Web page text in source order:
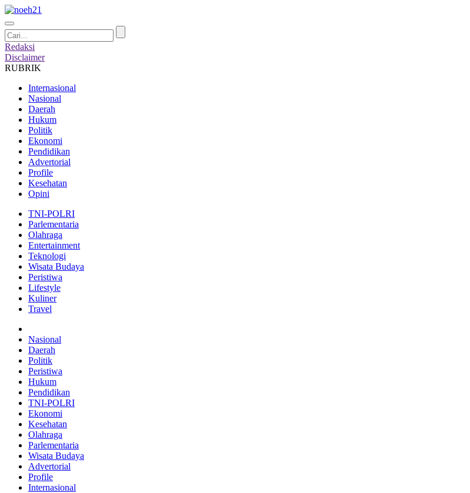
Redaksi
Disclaimer
RUBRIK
Internasional
Nasional
Daerah
Hukum
Politik
Ekonomi
Pendidikan
Advertorial
Profile
Kesehatan
Opini
TNI-POLRI
Parlementaria
Olahraga
Entertainment
Teknologi
Wisata Budaya
Peristiwa
Lifestyle
Kuliner
Travel
Nasional
Daerah
Politik
Peristiwa
Hukum
Pendidikan
TNI-POLRI
Ekonomi
Kesehatan
Olahraga
Parlementaria
Wisata Budaya
Advertorial
Profile
Internasional